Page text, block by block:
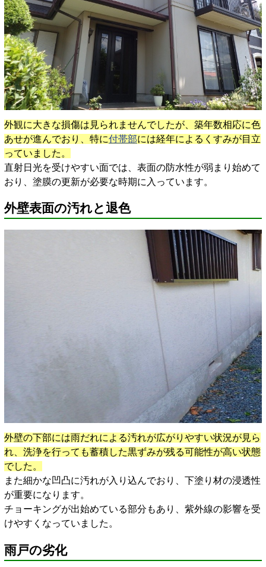
外観に大きな損傷は見られませんでしたが、築年数相応に色
あせが進んでおり、特に付帯部には経年によるくすみが目立
っていました。
直射日光を受けやすい面では、表面の防水性が弱まり始めて
おり、塗膜の更新が必要な時期に入っています。
外壁表面の汚れと退色
外壁の下部には雨だれによる汚れが広がりやすい状況が見ら
れ、洗浄を行っても蓄積した黒ずみが残る可能性が高い状態
でした。
また細かな凹凸に汚れが入り込んでおり、下塗り材の浸透性
が重要になります。
チョーキングが出始めている部分もあり、紫外線の影響を受
けやすくなっていました。
雨戸の劣化